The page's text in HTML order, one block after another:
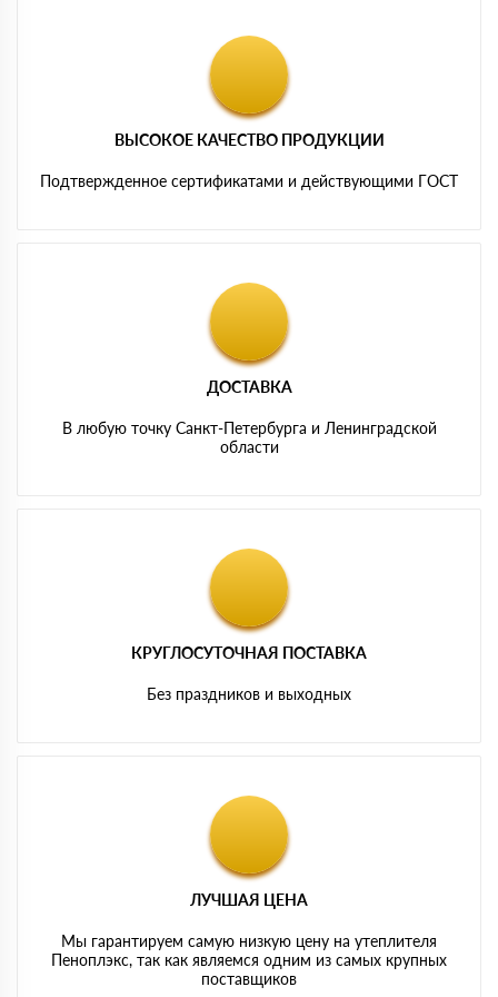
ВЫСОКОЕ КАЧЕСТВО ПРОДУКЦИИ
Подтвержденное сертификатами и действующими ГОСТ
ДОСТАВКА
В любую точку Санкт-Петербурга и Ленинградской
области
КРУГЛОСУТОЧНАЯ ПОСТАВКА
Без праздников и выходных
ЛУЧШАЯ ЦЕНА
Мы гарантируем самую низкую цену на утеплителя
Пеноплэкс, так как являемся одним из самых крупных
поставщиков